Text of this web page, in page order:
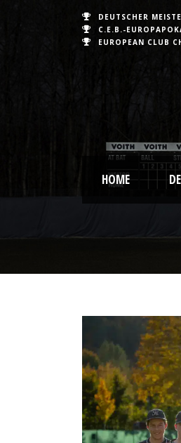
DEUTSCHER
C.E.B.-
EUROPEAN CLUB
HOME